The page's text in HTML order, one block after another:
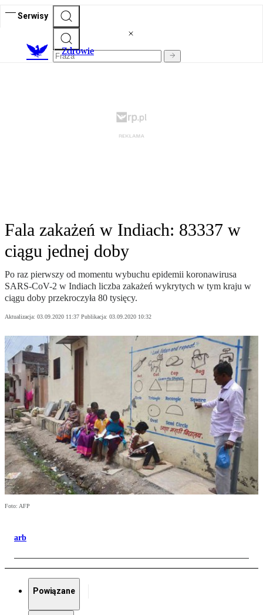
Serwisy
Zdrowie
Fala zakażeń w Indiach: 83337 w
ciągu jednej doby
Po raz pierwszy od momentu wybuchu epidemii koronawirusa
SARS-CoV-2 w Indiach liczba zakażeń wykrytych w tym kraju w
ciągu doby przekroczyła 80 tysięcy.
Aktualizacja: 03.09.2020 11:37 Publikacja: 03.09.2020 10:32
Foto: AFP
arb
Powiązane